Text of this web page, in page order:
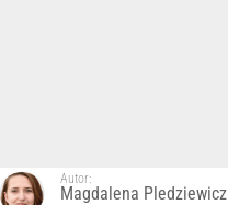
Autor:
Magdalena Pledziewicz